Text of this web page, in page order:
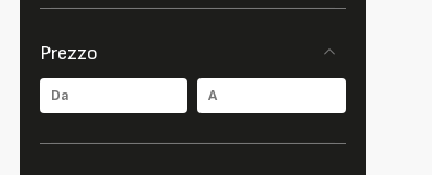
Prezzo